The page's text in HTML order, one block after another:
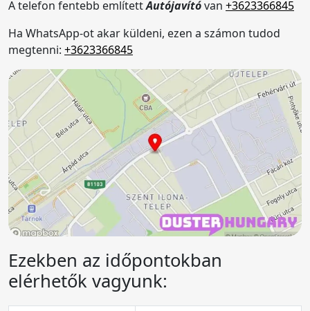
A telefon fentebb említettAutójavítóvan +3623366845
Ha WhatsApp-ot akar küldeni, ezen a számon tudod
megtenni: +3623366845
Ezekben az időpontokban
elérhetők vagyunk: